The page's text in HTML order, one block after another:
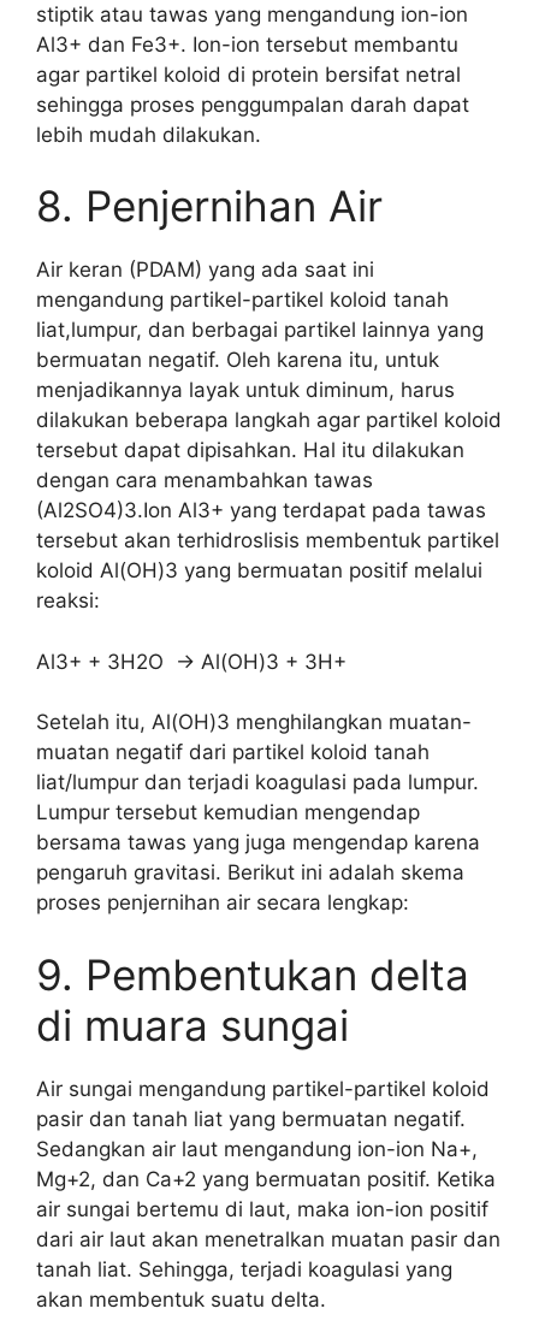
stiptik atau tawas yang mengandung ion-ion
Al3+ dan Fe3+. Ion-ion tersebut membantu
agar partikel koloid di protein bersifat netral
sehingga proses penggumpalan darah dapat
lebih mudah dilakukan.
8. Penjernihan Air
Air keran (PDAM) yang ada saat ini
mengandung partikel-partikel koloid tanah
liat,lumpur, dan berbagai partikel lainnya yang
bermuatan negatif. Oleh karena itu, untuk
menjadikannya layak untuk diminum, harus
dilakukan beberapa langkah agar partikel koloid
tersebut dapat dipisahkan. Hal itu dilakukan
dengan cara menambahkan tawas
(Al2SO4)3.Ion Al3+ yang terdapat pada tawas
tersebut akan terhidroslisis membentuk partikel
koloid Al(OH)3 yang bermuatan positif melalui
reaksi:
Al3+ + 3H2O → Al(OH)3 + 3H+
Setelah itu, Al(OH)3 menghilangkan muatan-
muatan negatif dari partikel koloid tanah
liat/lumpur dan terjadi koagulasi pada lumpur.
Lumpur tersebut kemudian mengendap
bersama tawas yang juga mengendap karena
pengaruh gravitasi. Berikut ini adalah skema
proses penjernihan air secara lengkap:
9. Pembentukan delta
di muara sungai
Air sungai mengandung partikel-partikel koloid
pasir dan tanah liat yang bermuatan negatif.
Sedangkan air laut mengandung ion-ion Na+,
Mg+2, dan Ca+2 yang bermuatan positif. Ketika
air sungai bertemu di laut, maka ion-ion positif
dari air laut akan menetralkan muatan pasir dan
tanah liat. Sehingga, terjadi koagulasi yang
akan membentuk suatu delta.